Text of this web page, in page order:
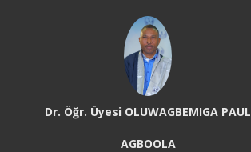
Dr. Öğr. Üyesi OLUWAGBEMIGA PAUL
AGBOOLA